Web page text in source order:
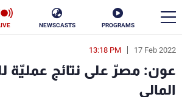
PROGRAMS
NEWSCASTS
17 Feb 2022
13:18 PM
عون: مصرّ على نتائج عمليّة
المالي
en
الأخبار